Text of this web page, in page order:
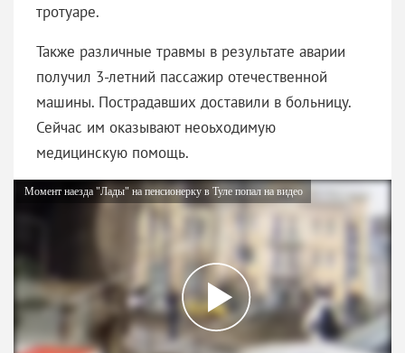
тротуаре.
Также различные травмы в результате аварии
получил 3-летний пассажир отечественной
машины. Пострадавших доставили в больницу.
Сейчас им оказывают неоьходимую
медицинскую помощь.
Момент наезда "Лады" на пенсионерку в Туле попал на видео